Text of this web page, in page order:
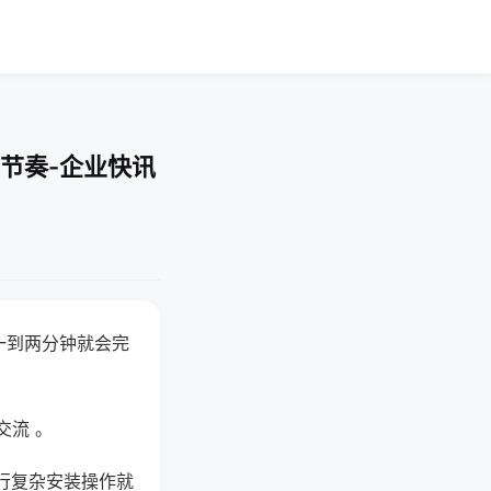
奏-企业快讯
到两分钟就会完
。
复杂安装操作就